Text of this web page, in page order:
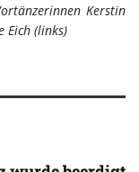
Kerstin
Eich (links)